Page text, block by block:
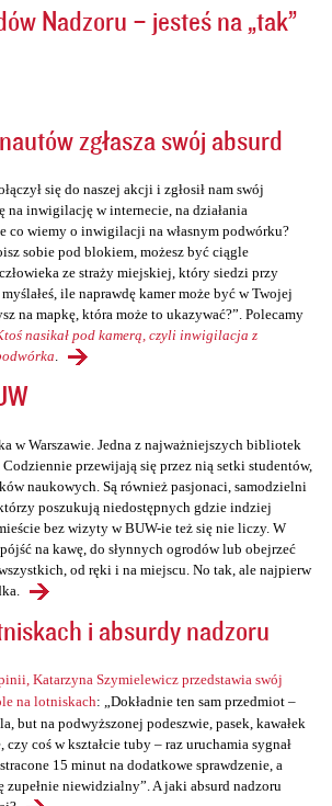
Nadzoru – jesteś na „tak”
zgłasza swój absurd
się do naszej akcji i zgłosił nam swój
na inwigilację w internecie, na działania
co wiemy o inwigilacji na własnym podwórku?
sobie pod blokiem, możesz być ciągle
ze straży miejskiej, który siedzi przy
ile naprawdę kamer może być w Twojej
na mapkę, która może to ukazywać?”. Polecamy
nasikał pod kamerą, czyli inwigilacja z
w Warszawie. Jedna z najważniejszych bibliotek
przewijają się przez nią setki studentów,
naukowych. Są również pasjonaci, samodzielni
poszukują niedostępnych gdzie indziej
bez wizyty w BUW-ie też się nie liczy. W
na kawę, do słynnych ogrodów lub obejrzeć
od ręki i na miejscu. No tak, ale najpierw
i absurdy nadzoru
Katarzyna Szymielewicz przedstawia swój
na lotniskach: „Dokładnie ten sam przedmiot –
but na podwyższonej podeszwie, pasek, kawałek
coś w kształcie tuby – raz uruchamia sygnał
15 minut na dodatkowe sprawdzenie, a
zupełnie niewidzialny”. A jaki absurd nadzoru